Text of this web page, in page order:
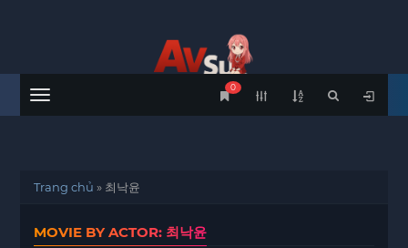
Menu
0
Trang chủ » 최낙윤
MOVIE BY ACTOR: 최낙윤